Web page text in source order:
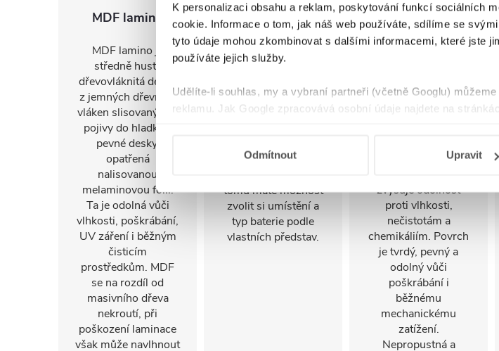
K personalizaci obsahu a reklam, poskytování funkcí sociálních
cookie. Informace o tom, jak náš web používáte, sdílíme se
tyto údaje mohou zkombinovat s dalšími informacemi, které jste
používáte jejich služby.
Udělíte-li souhlas, my a vybraní partneři (včetně Googlu)
reklamu. Jak Google zpracovává osobní údaje najdete na
Odmítnout Upravit
MDF lamino
MDF lamino je
středně hustá
dřevovláknitá deska
z jemných dřevních
vláken slisovaných s
pojivy do hladké a
pevné desky,
opatřená
nalisovanou
melaminovou fólií.
Ta je odolná vůči
vlhkosti, poškrábání,
UV záření i běžným
čisticím
prostředkům. MDF
se na rozdíl od
masivního dřeva
nekroutí, při
poškození laminace
však může navlhnout
Bez otvoru pro
baterii
Umyvadla z litého
dodávána bez otvoru
pro baterii. V případě
sami – například
tomu máte možnost
zvolit si umístění a
typ baterie podle
vlastních představ.
Litý mramor
Litý mramor je směs
Má pevnou,
kompaktní a hladkou
gelovou (gelcoat)
zvyšuje odolnost
proti vlhkosti,
nečistotám a
chemikáliím. Povrch
je tvrdý, pevný a
odolný vůči
poškrábání i
běžnému
mechanickému
zatížení.
Nepropustná a